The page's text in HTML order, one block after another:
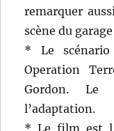
remarquer
scène du
* Le
Operation
Gordon. Le
l’adaptation.